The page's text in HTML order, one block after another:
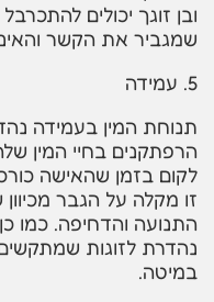
ובן זוגך יכולים
שמגביר את הקשר
5. עמידה
תנוחת המין בעמידה
הרפתקנים בחיי המין
לקום בזמן שהאישה
זו מקלה על הגבר
התנועה והדחיפה. כמו
נהדרת לזוגות
במיטה.